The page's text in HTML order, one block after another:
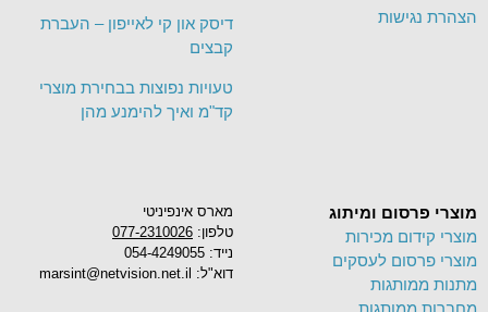
מארס אינפיניטי
טלפון: 077-2310026
נייד: 054-4249055
דוא"ל: marsint@netvision.net.il
מוצרי פרסום ומיתוג
מוצרי קידום מכירות
מוצרי פרסום לעסקים
מתנות ממותגות
מחברות ממותגות
דיסק און קי לאייפון – העברת
קבצים
טעויות נפוצות בבחירת מוצרי
קד"מ ואיך להימנע מהן
הצהרת נגישות